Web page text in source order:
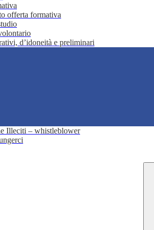
offerta formativa
d’idoneità e preliminari
Illeciti – whistleblower